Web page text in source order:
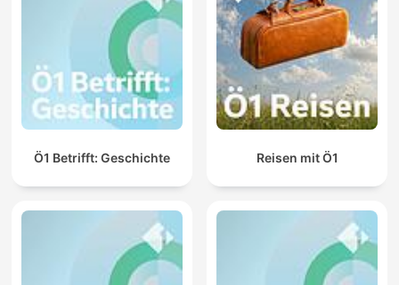
Ö1 Betrifft: Geschichte Reisen mit Ö1